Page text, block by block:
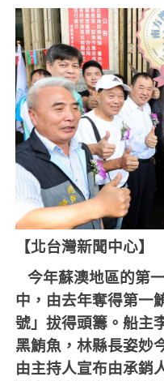
on
【北台灣新聞中心】
今年蘇澳地區的第
中，由去年奪得第一
號」拔得頭籌。船主
黑鮪魚，林縣長姿妙
由主持人宣布由承銷